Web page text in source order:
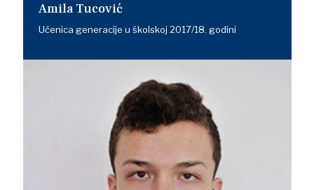
Amila Tucović
Učenica generacije u školskoj 2017/18. godini